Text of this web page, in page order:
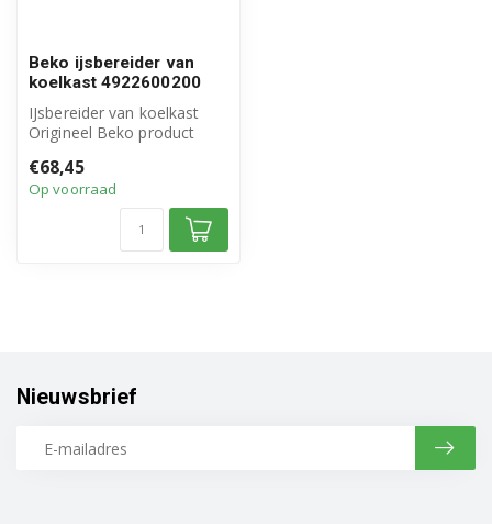
Beko ijsbereider van
koelkast 4922600200
IJsbereider van koelkast
Origineel Beko product
4922600200
€68,45
Op voorraad
Nieuwsbrief